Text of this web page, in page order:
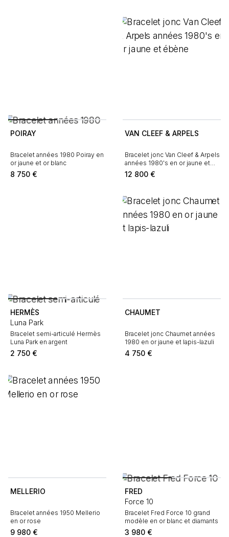
POIRAY
Bracelet années 1980 Poiray en
or jaune et or blanc
8 750 €
VAN CLEEF & ARPELS
Bracelet jonc Van Cleef & Arpels
années 1980's en or jaune et
ébène
12 800 €
HERMÈS
Luna Park
Bracelet semi-articulé Hermès
Luna Park en argent
2 750 €
CHAUMET
Bracelet jonc Chaumet années
1980 en or jaune et lapis-lazuli
4 750 €
MELLERIO
Bracelet années 1950 Mellerio
en or rose
9 980 €
FRED
Force 10
Bracelet Fred Force 10 grand
modèle en or blanc et diamants
3 980 €